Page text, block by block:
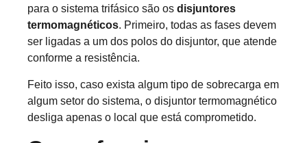
para o sistema trifásico são os disjuntores
termomagnéticos. Primeiro, todas as fases devem
ser ligadas a um dos polos do disjuntor, que atende
conforme a resistência.
Feito isso, caso exista algum tipo de sobrecarga em
algum setor do sistema, o disjuntor termomagnético
desliga apenas o local que está comprometido.